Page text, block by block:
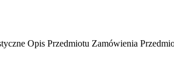
Opis Przedmiotu Zamówienia